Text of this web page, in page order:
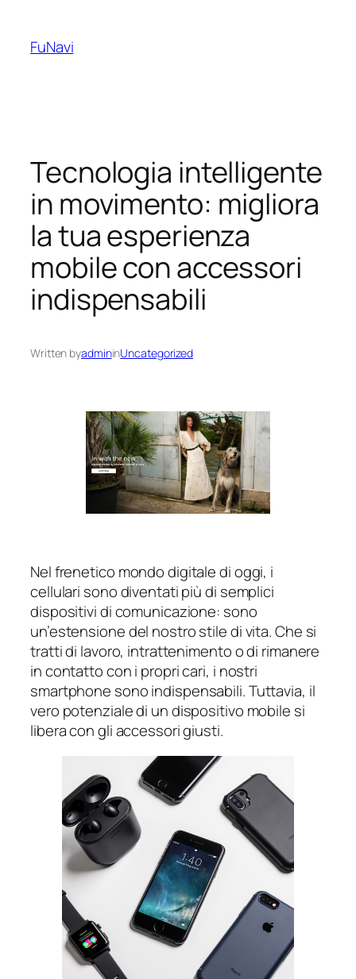
content
FuNavi
Tecnologia intelligente
in movimento: migliora
la tua esperienza
mobile con accessori
indispensabili
Written byadmininUncategorized
Nel frenetico mondo digitale di oggi, i
cellulari sono diventati più di semplici
dispositivi di comunicazione: sono
un’estensione del nostro stile di vita. Che si
tratti di lavoro, intrattenimento o di rimanere
in contatto con i propri cari, i nostri
smartphone sono indispensabili. Tuttavia, il
vero potenziale di un dispositivo mobile si
libera con gli accessori giusti.